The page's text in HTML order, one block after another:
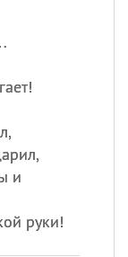
и
руки!